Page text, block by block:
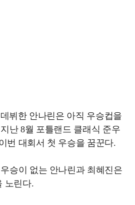
뷔한 안나린은 아직 우승컵을
난 8월 포틀랜드 클래식 준우
번 대회서 첫 우승을 꿈꾼다.
승이 없는 안나린과 최혜진은
노린다.